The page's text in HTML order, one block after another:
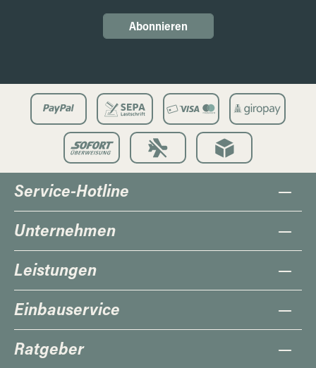
Abonnieren
Service-Hotline
Unternehmen
Leistungen
Einbauservice
Ratgeber